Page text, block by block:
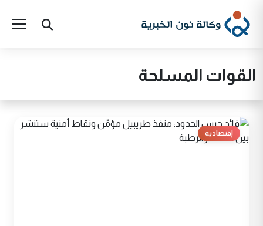
القوات المسلحة
إقتصادية